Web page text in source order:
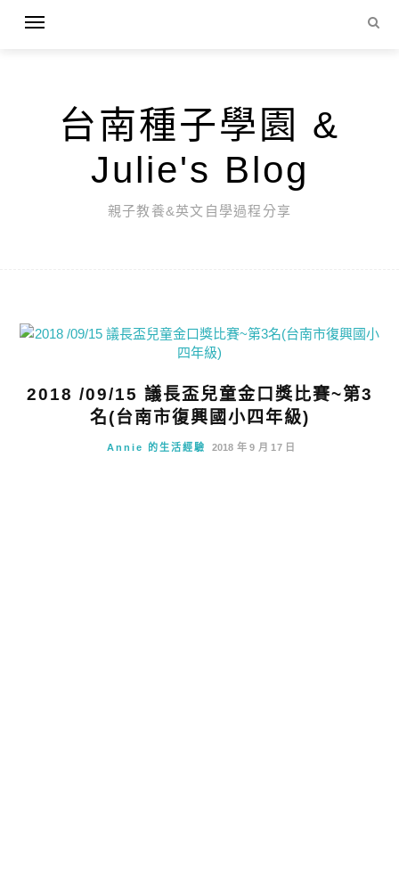
台南種子學園 &
Julie's Blog
親子教養&英文自學過程分享
2018 /09/15 議長盃兒童金口獎比賽~第3
名(台南市復興國小四年級)
Annie 的生活經驗 2018 年 9 月 17 日